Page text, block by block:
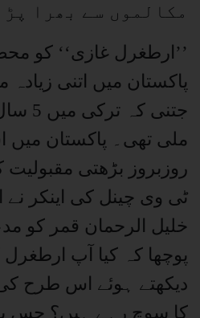
مکالموں سے بھرا
’’ارطغرل غازی‘‘ کو
پاکستان میں اتنی
جتنی
ملی تھی۔ پاکستان میں
روزبروز بڑھتی
ٹی وی چینل کی اینکر نے
خلیل الرحمان قمر کو
پوچھا کہ کیا آپ
دیکھتے ہوئے اس طرح
کا سوچ رہے ہیں؟ جس